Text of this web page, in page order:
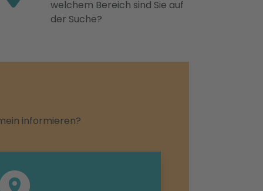
welchem Bereich sind Sie auf
der Suche?
informieren?